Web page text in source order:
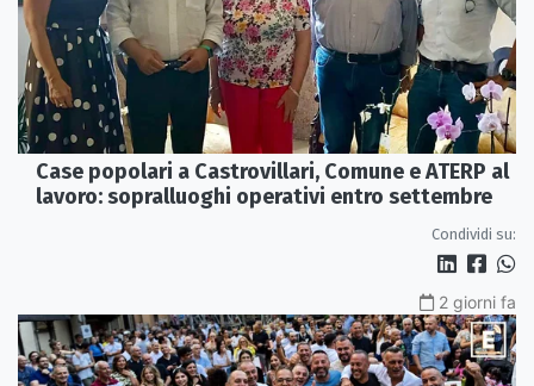
Case popolari a Castrovillari, Comune e ATERP al
lavoro: sopralluoghi operativi entro settembre
Condividi su:
2 giorni fa